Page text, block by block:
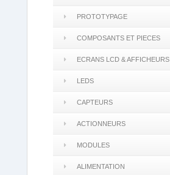
PROTOTYPAGE
COMPOSANTS ET PIECES
ECRANS LCD & AFFICHEURS
LEDS
CAPTEURS
ACTIONNEURS
MODULES
ALIMENTATION